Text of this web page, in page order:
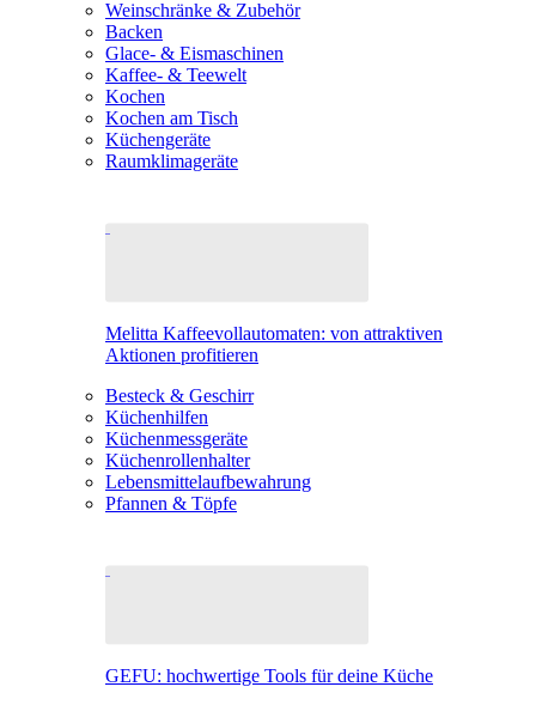
Weinschränke & Zubehör
Backen
Glace- & Eismaschinen
Kaffee- & Teewelt
Kochen
Kochen am Tisch
Küchengeräte
Raumklimageräte
Melitta Kaffeevollautomaten: von attraktiven
Aktionen profitieren
Besteck & Geschirr
Küchenhilfen
Küchenmessgeräte
Küchenrollenhalter
Lebensmittelaufbewahrung
Pfannen & Töpfe
GEFU: hochwertige Tools für deine Küche